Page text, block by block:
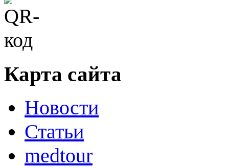
Карта сайта
Новости
Статьи
medtour